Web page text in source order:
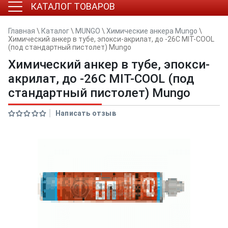
КАТАЛОГ ТОВАРОВ
Главная \ Каталог\ MUNGO \ Химические анкера Mungo \
Химический анкер в тубе, эпокси-акрилат, до -26С MIT-COOL
(под стандартный пистолет) Mungo
Химический анкер в тубе, эпокси-
акрилат, до -26С MIT-COOL (под
стандартный пистолет) Mungo
Написать отзыв